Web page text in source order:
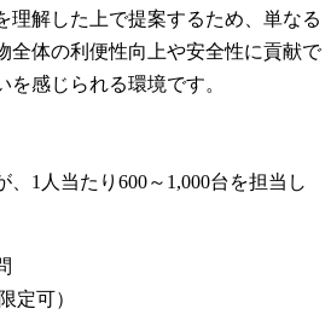
理解した上で提案するため、単なる
全体の利便性向上や安全性に貢献で
を感じられる環境です。
1人当たり600～1,000台を担当し
定可）